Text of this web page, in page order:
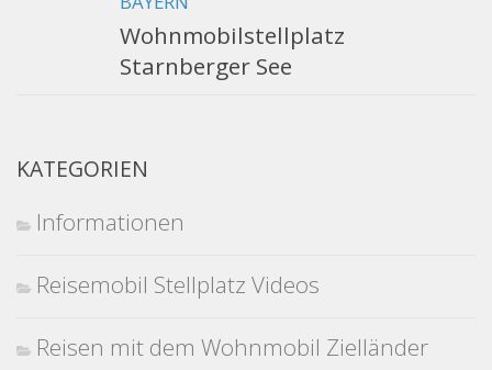
Wohnmobilstellplatz
Starnberger See
KATEGORIEN
Informationen
Reisemobil Stellplatz Videos
Reisen mit dem Wohnmobil Zielländer